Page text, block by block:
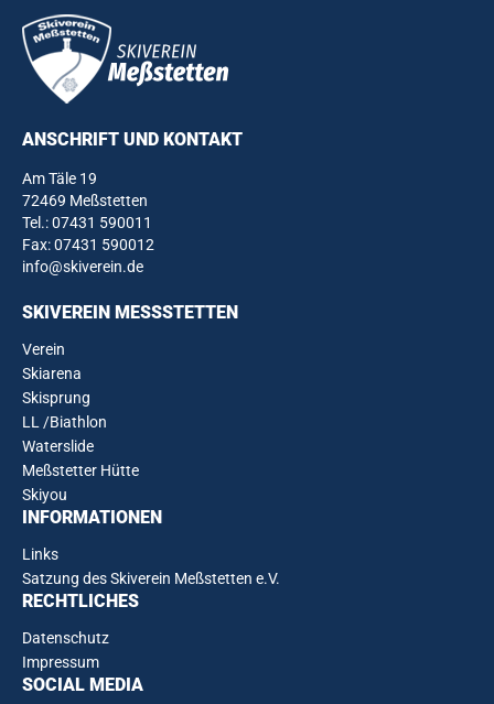
ANSCHRIFT UND KONTAKT
Am Täle 19
72469 Meßstetten
Tel.:07431 590011
Fax: 07431 590012
info@skiverein.de
SKIVEREIN MESSSTETTEN
Verein
Skiarena
Skisprung
LL /Biathlon
Waterslide
Meßstetter Hütte
Skiyou
INFORMATIONEN
Links
Satzung des Skiverein Meßstetten e.V.
RECHTLICHES
Datenschutz
Impressum
SOCIAL MEDIA